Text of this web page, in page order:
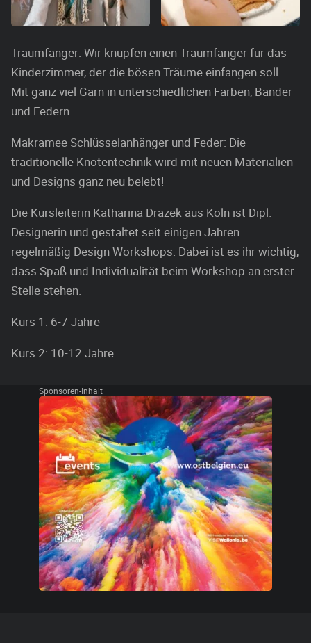
Traumfänger: Wir knüpfen einen Traumfänger für das
Kinderzimmer, der die bösen Träume einfangen soll.
Mit ganz viel Garn in unterschiedlichen Farben, Bänder
und Federn
Makramee Schlüsselanhänger und Feder: Die
traditionelle Knotentechnik wird mit neuen Materialien
und Designs ganz neu belebt!
Die Kursleiterin Katharina Drazek aus Köln ist Dipl.
Designerin und gestaltet seit einigen Jahren
regelmäßig Design Workshops. Dabei ist es ihr wichtig,
dass Spaß und Individualität beim Workshop an erster
Stelle stehen.
Kurs 1: 6-7 Jahre
Kurs 2: 10-12 Jahre
Sponsoren-Inhalt